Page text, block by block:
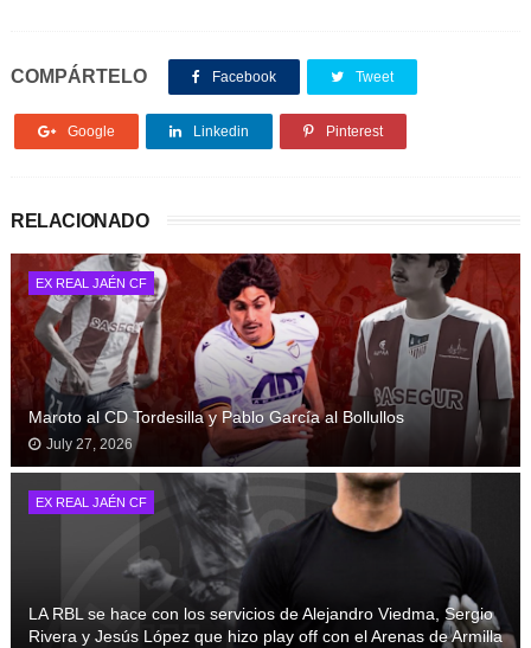
COMPÁRTELO Facebook Tweet
Google Linkedin Pinterest
RELACIONADO
EX REAL JAÉN CF
Maroto al CD Tordesilla y Pablo García al Bollullos
July 27, 2026
EX REAL JAÉN CF
LA RBL se hace con los servicios de Alejandro Viedma, Sergio
Rivera y Jesús López que hizo play off con el Arenas de Armilla